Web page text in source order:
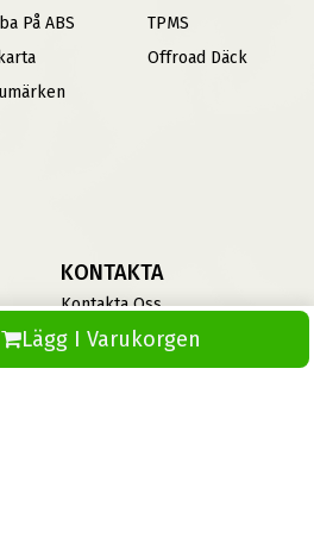
Lägg I Varukorgen
På ABS
TPMS
Offroad Däck
KONTAKTA
Kontakta Oss
Vinterdäck